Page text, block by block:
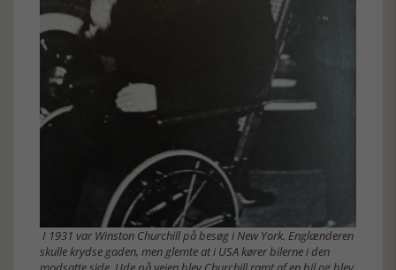
I 1931 var Winston Churchill på besøg i New York. Englænderen
skulle krydse gaden, men glemte at i USA kører bilerne i den